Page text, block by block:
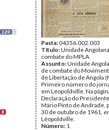
120 I
8
Pasta:04356.002.003
Título:Unidade
combate do MPLA
Assunto:Unidade
de combate do
de Libertação de Angola
Primeiro número do
em Léopoldville. Na
Declaração do
Mário Pinto de Andrade,
30 de outubro de 1961,
Léopoldville.
Número: 1